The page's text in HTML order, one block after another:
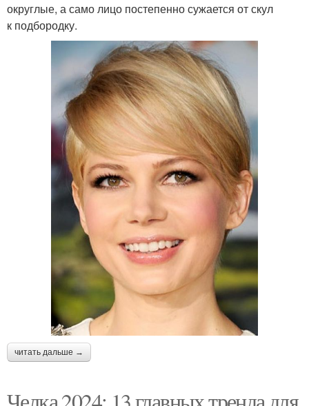
округлые, а само лицо постепенно сужается от скул
к подбородку.
читать дальше →